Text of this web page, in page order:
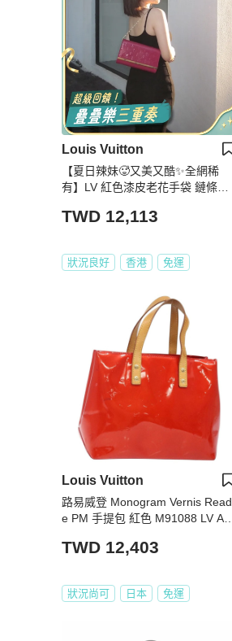
Louis Vuitton
【夏日辣妹🥵又美又酷✨全網稀
有】LV 紅色漆皮老花手袋 鏈條包|
TWD 12,113
狀況良好 香港 免運
Louis Vuitton
路易威登 Monogram Vernis Read
e PM 手提包 紅色 M91088 LV Aut
TWD 12,403
狀況尚可 日本 免運